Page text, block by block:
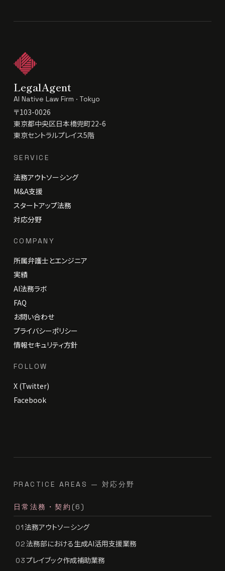
LegalAgent
AI Native Law Firm · Tokyo
〒103-0026
東京都中央区日本橋兜町22-6
東京セントラルプレイス5階
SERVICE
法務アウトソーシング
M&A支援
スタートアップ法務
対応分野
COMPANY
所属弁護士とエンジニア
実績
AI法務ラボ
FAQ
お問い合わせ
プライバシーポリシー
情報セキュリティ方針
FOLLOW
X (Twitter)
Facebook
PRACTICE AREAS — 対応分野
日常法務・契約 (6)
01法務アウトソーシング
02法務部における生成AI活用支援業務
03プレイブック作成補助業務